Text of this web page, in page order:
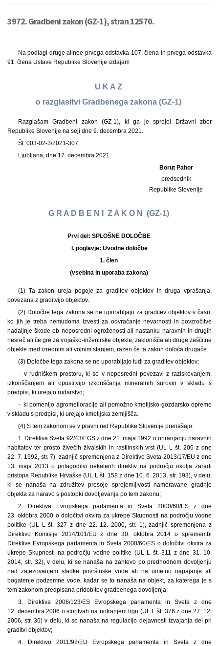
3972. Gradbeni zakon (GZ-1), stran 12570.
Na podlagi druge alinee prvega odstavka 107. člena in prvega odstavka
91. člena Ustave Republike Slovenije izdajam
U K A Z
o razglasitvi Gradbenega zakona (GZ-1)
Razglašam Gradbeni zakon (GZ-1), ki ga je sprejel Državni zbor
Republike Slovenije na seji dne 9. decembra 2021.
Št. 003-02-3/2021-307
Ljubljana, dne 17. decembra 2021
Borut Pahor
predsednik
Republike Slovenije
G R A D B E N I Z A K O N (GZ-1)
Prvi del: SPLOŠNE DOLOČBE
I. poglavje: Uvodne določbe
1. člen
(vsebina in uporaba zakona)
(1) Ta zakon ureja pogoje za graditev objektov in druga vprašanja,
povezana z graditvijo objektov.
(2) Določbe tega zakona se ne uporabljajo za graditev objektov v času,
ko jih je treba nemudoma izvesti za odvračanje nevarnosti in povzročitve
nadaljnje škode ob neposredni ogroženosti ali nastanku naravnih in drugih
nesreč ali če gre za vojaško-inženirske objekte, zaklonišča ali druge zaščitne
objekte med izrednim ali vojnim stanjem, razen če ta zakon določa drugače.
(3) Določbe tega zakona se ne uporabljajo tudi za graditev objektov:
– v rudniškem prostoru, ki so v neposredni povezavi z raziskovanjem,
izkoriščanjem ali opustitvijo izkoriščanja mineralnih surovin v skladu s
predpisi, ki urejajo rudarstvo;
– ki pomenijo agromelioracije ali pomožno kmetijsko-gozdarsko opremo
v skladu s predpisi, ki urejajo kmetijska zemljišča.
(4) S tem zakonom se v pravni red Republike Slovenije prenašajo:
1. Direktiva Sveta 92/43/EGS z dne 21. maja 1992 o ohranjanju naravnih
habitatov ter prosto živečih živalskih in rastlinskih vrst (UL L št. 206 z dne
22. 7. 1992, str. 7), zadnjič spremenjena z Direktivo Sveta 2013/17/EU z dne
13. maja 2013 o prilagoditvi nekaterih direktiv na področju okolja zaradi
pristopa Republike Hrvaške (UL L št. 158 z dne 10. 6. 2013, str. 193), v delu,
ki se nanaša na združitev presoje sprejemljivosti nameravane gradnje
objekta za naravo s postopki dovoljevanja po tem zakonu;
2. Direktiva Evropskega parlamenta in Sveta 2000/60/ES z dne
23. oktobra 2000 o določitvi okvira za ukrepe Skupnosti na področju vodne
politike (UL L št. 327 z dne 22. 12. 2000, str. 1), zadnjič spremenjena z
Direktivo Komisije 2014/101/EU z dne 30. oktobra 2014 o spremembi
Direktive Evropskega parlamenta in Sveta 2000/60/ES o določitvi okvira za
ukrepe Skupnosti na področju vodne politike (UL L št. 311 z dne 31. 10.
2014, str. 32), v delu, ki se nanaša na zahtevo po predhodnem dovoljenju
nad zajezovanjem sladke površinske vode ali na umetno napajanje ali
bogatenje podzemne vode, kadar se to nanaša na objekt, za katerega je s
tem zakonom predpisana pridobitev gradbenega dovoljenja;
3. Direktiva 2006/123/ES Evropskega parlamenta in Sveta z dne
12. decembra 2006 o storitvah na notranjem trgu (UL L št. 376 z dne 27. 12.
2006, str. 36) v delu, ki se nanaša na regulacijo dejavnosti izvajanja del pri
graditvi objektov;
4. Direktivo 2011/92/EU Evropskega parlamenta in Sveta z dne